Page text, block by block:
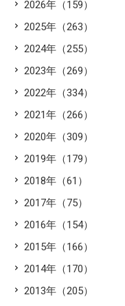
2026年（159）
2025年（263）
2024年（255）
2023年（269）
2022年（334）
2021年（266）
2020年（309）
2019年（179）
2018年（61）
2017年（75）
2016年（154）
2015年（166）
2014年（170）
2013年（205）